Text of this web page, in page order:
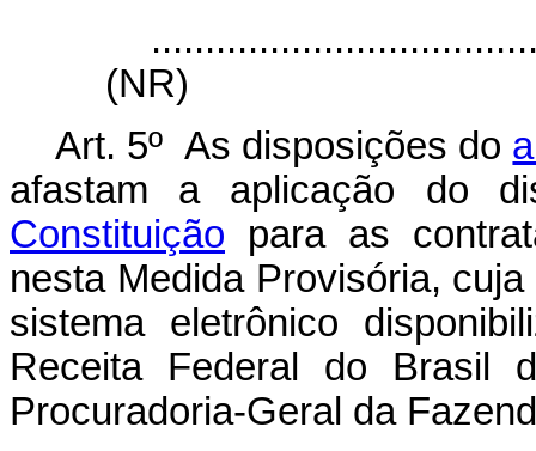
(NR)
Art. 5º As disposições do
afastam a aplicação do
Constituição para as
nesta Medida Provisória,
sistema eletrônico
Receita Federal do Brasil
Procuradoria-Geral da